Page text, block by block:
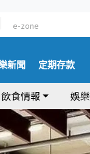
e-zone
新聞 定期存款
飲食情報 娛樂